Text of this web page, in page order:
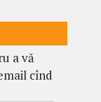
a vă
cînd